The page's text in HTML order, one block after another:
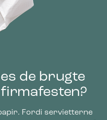
de brugte
Fordi servietterne